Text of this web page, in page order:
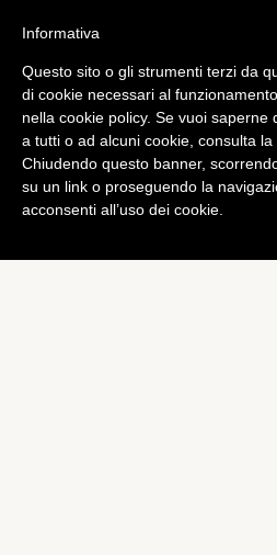
Curiosità
Internet: in
ottica 2.000
veloce
diAlessandro Moretti
Informativa
Questo sito o gli strumenti terzi da
di cookie necessari al
nella cookie policy. Se vuoi saperne
a tutti o ad alcuni cookie, consulta la
Chiudendo questo banner,
su un link o proseguendo la
acconsenti all’uso dei cookie.